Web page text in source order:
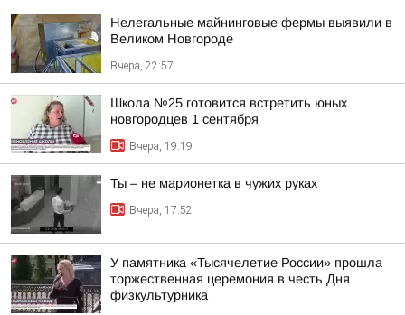
Нелегальные майнинговые фермы выявили в
Великом Новгороде
Вчера, 22:57
Школа №25 готовится встретить юных
новгородцев 1 сентября
Вчера, 19:19
Ты – не марионетка в чужих руках
Вчера, 17:52
У памятника «Тысячелетие России» прошла
торжественная церемония в честь Дня
физкультурника